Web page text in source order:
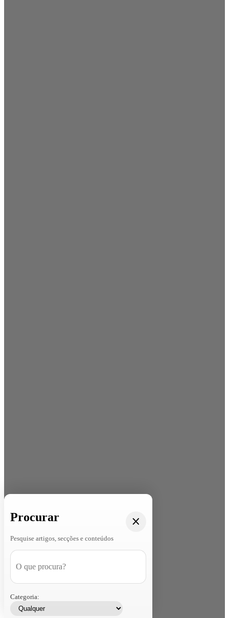
Procurar
Pesquise artigos, secções e conteúdos
Categoria: